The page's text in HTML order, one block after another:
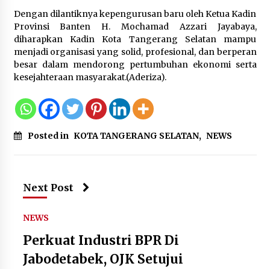
Dengan dilantiknya kepengurusan baru oleh Ketua Kadin
Provinsi Banten H. Mochamad Azzari Jayabaya,
diharapkan Kadin Kota Tangerang Selatan mampu
menjadi organisasi yang solid, profesional, dan berperan
besar dalam mendorong pertumbuhan ekonomi serta
kesejahteraan masyarakat.(Aderiza).
Posted in KOTA TANGERANG SELATAN, NEWS
Next Post
NEWS
Perkuat Industri BPR Di
Jabodetabek, OJK Setujui